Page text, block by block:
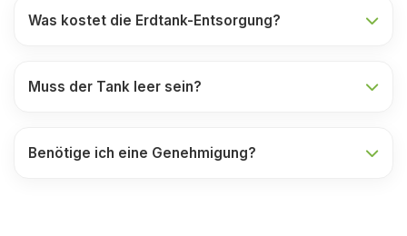
Was kostet die Erdtank-Entsorgung?
Muss der Tank leer sein?
Benötige ich eine Genehmigung?